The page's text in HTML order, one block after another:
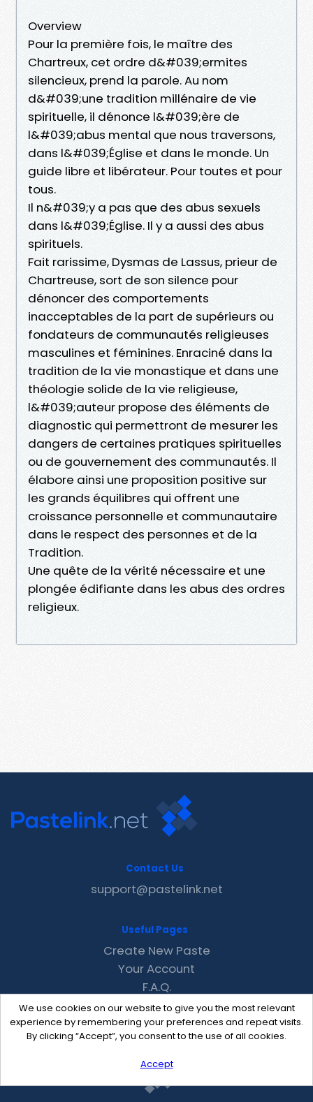
Overview
Pour la première fois, le maître des
Chartreux, cet ordre d&#039;ermites
silencieux, prend la parole. Au nom
d&#039;une tradition millénaire de vie
spirituelle, il dénonce l&#039;ère de
l&#039;abus mental que nous traversons,
dans l&#039;Église et dans le monde. Un
guide libre et libérateur. Pour toutes et pour
tous.
Il n&#039;y a pas que des abus sexuels
dans l&#039;Église. Il y a aussi des abus
spirituels.
Fait rarissime, Dysmas de Lassus, prieur de
Chartreuse, sort de son silence pour
dénoncer des comportements
inacceptables de la part de supérieurs ou
fondateurs de communautés religieuses
masculines et féminines. Enraciné dans la
tradition de la vie monastique et dans une
théologie solide de la vie religieuse,
l&#039;auteur propose des éléments de
diagnostic qui permettront de mesurer les
dangers de certaines pratiques spirituelles
ou de gouvernement des communautés. Il
élabore ainsi une proposition positive sur
les grands équilibres qui offrent une
croissance personnelle et communautaire
dans le respect des personnes et de la
Tradition.
Une quête de la vérité nécessaire et une
plongée édifiante dans les abus des ordres
religieux.
We use cookies on our website to give you the most relevant
experience by remembering your preferences and repeat visits.
By clicking “Accept”, you consent to the use of all cookies.
Accept
Contact Us
support@pastelink.net
Useful Pages
Create New Paste
Your Account
F.A.Q.
Recent
Contact